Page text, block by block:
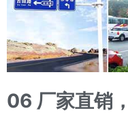
06 厂家直销